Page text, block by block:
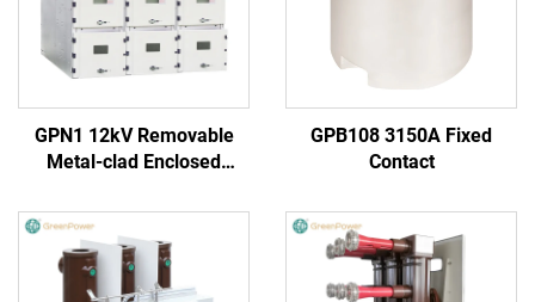
GPN1 12kV Removable
Metal-clad Enclosed
GPB108 3150A Fixed
Contact